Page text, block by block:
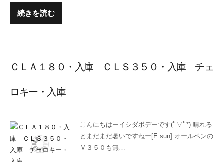
続きを読む
ＣＬＡ１８０・入庫 ＣＬＳ３５０・入庫 チェ
ロキー・入庫
こんにちはーイシダボデーです(ﾟ▽ﾟ*) 晴れる
とまだまだ暑いですねー[E:sun] オールペンの
Ｖ３５０も無…